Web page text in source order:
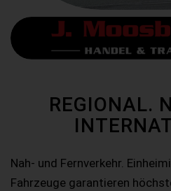
REGIONAL.
Nah- und Fernverkehr.
Fahrzeuge garantieren